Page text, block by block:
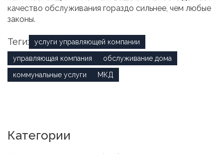
качество обслуживания гораздо сильнее, чем любые
законы.
Теги: услуги управляющей компании
управляющая компания обслуживание дома
коммунальные услуги МКД
Категории